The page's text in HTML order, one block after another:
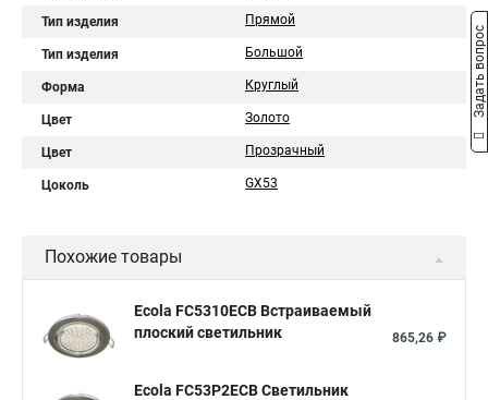
Тип изделия Прямой
Тип изделия Большой
Форма Круглый
Цвет Золото
Цвет Прозрачный
Цоколь GX53
Похожие товары
Ecola FC5310ECB Встраиваемый
плоский светильник
865,26 ₽
Ecola FC53P2ECB Светильник
Задать вопрос